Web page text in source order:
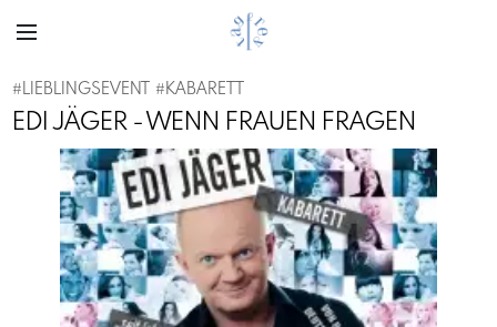
#LIEBLINGSEVENT #KABARETT
EDI JÄGER - WENN FRAUEN FRAGEN